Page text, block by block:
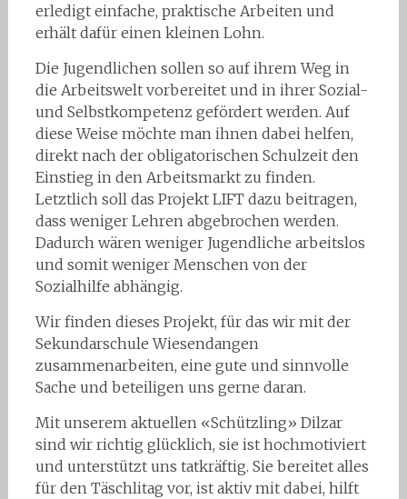
erledigt einfache, praktische Arbeiten und
erhält dafür einen kleinen Lohn.
Die Jugendlichen sollen so auf ihrem Weg in
die Arbeitswelt vorbereitet und in ihrer Sozial-
und Selbstkompetenz gefördert werden. Auf
diese Weise möchte man ihnen dabei helfen,
direkt nach der obligatorischen Schulzeit den
Einstieg in den Arbeitsmarkt zu finden.
Letztlich soll das Projekt LIFT dazu beitragen,
dass weniger Lehren abgebrochen werden.
Dadurch wären weniger Jugendliche arbeitslos
und somit weniger Menschen von der
Sozialhilfe abhängig.
Wir finden dieses Projekt, für das wir mit der
Sekundarschule Wiesendangen
zusammenarbeiten, eine gute und sinnvolle
Sache und beteiligen uns gerne daran.
Mit unserem aktuellen «Schützling» Dilzar
sind wir richtig glücklich, sie ist hochmotiviert
und unterstützt uns tatkräftig. Sie bereitet alles
für den Täschlitag vor, ist aktiv mit dabei, hilft